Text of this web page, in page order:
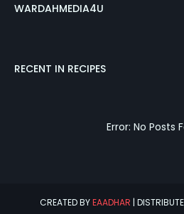
WARDAHMEDIA4U
RECENT IN RECIPES
Error: No Posts
CREATED BYEAADHAR |